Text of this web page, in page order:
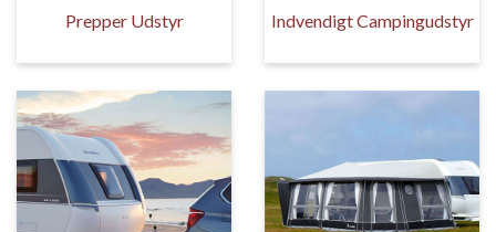
Prepper Udstyr Indvendigt Campingudstyr